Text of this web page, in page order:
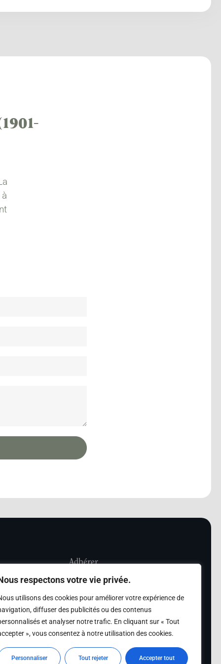
respectons votre vie privée.
utilisons des cookies pour améliorer votre expérience de
diffuser des publicités ou des contenus
et analyser notre trafic. En cliquant sur « Tout
», vous consentez à notre utilisation des cookies.
Personnaliser Tout rejeter Accepter tout
Les Amis de
de la
archives des Amis
Adhérer
Adhésion